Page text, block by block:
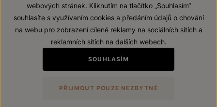
© 2026 ZNOVÍN ZNOJMO, a. s.
Prohlášení o přístupnosti
Zákaz prodeje alkoholických nápojů osobám mladším 18 let.
VytvořilwebProgress
webových stránek. Kliknutím na tlačítko „Souhlasím“
souhlasíte s využívaním cookies a předáním údajů o chování
na webu pro zobrazení cílené reklamy na sociálních sítích a
reklamních sítích na dalších webech.
SOUHLASÍM
PŘIJMOUT POUZE NEZBYTNÉ